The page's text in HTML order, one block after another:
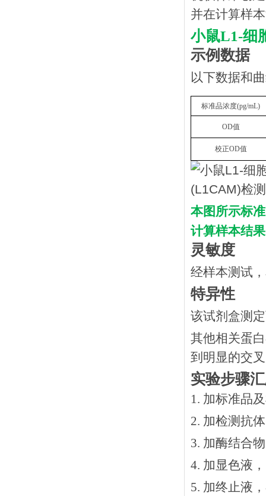
并在计算样
小鼠L1-细
示例数据
以下数据和
标准品浓度(pg/mL)
OD值
校正OD值
本图所示标
计算样本结果
灵敏度
经样本测试
特异性
该试剂盒测
其他相关蛋
到明显的交
实验步骤
1. 加标准品
2. 加检测抗
3. 加酶结合
4. 加显色液
5. 加终止液